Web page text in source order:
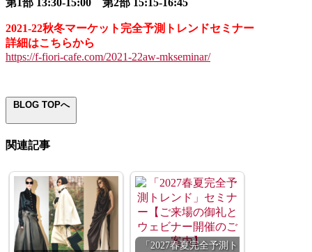
2021-22秋冬マーケット完全予測トレンドセミナー
詳細はこちらから
https://f-fiori-cafe.com/2021-22aw-mkseminar/
BLOG TOPへ
関連記事
「2027春夏完全予測ト